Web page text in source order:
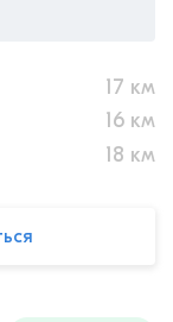
17 км
16 км
18 км